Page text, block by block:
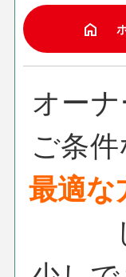
home
オー
ご条
最適な